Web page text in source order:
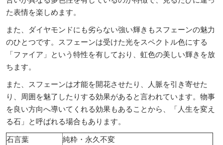
た表情を楽しめます。
また、ダイヤモンドにも劣らない強い輝きもスフェーンの魅力
のひとつです。スフェーンは受けた光をスペクトル色にする
「ファイア」という特性を有しており、虹色の美しい輝きを放
ちます。
また、スフェーンは才能を開花させたり、人脈を引き寄せた
り、周囲を魅了したりする効果があると言われています。物事
を良い方向へ導いてくれる効果もあることから、「人生を変え
る石」と呼ばれる場合もあります。
石言葉
純粋・永久不変